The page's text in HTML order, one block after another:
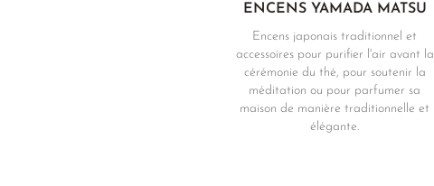
ENCENS YAMADA MATSU
Encens japonais traditionnel et
accessoires pour purifier l'air avant la
cérémonie du thé, pour soutenir la
méditation ou pour parfumer sa
maison de manière traditionnelle et
élégante.